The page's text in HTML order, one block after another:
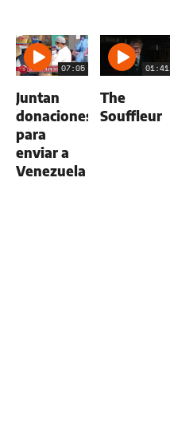
07:05
Juntan
donaciones
para
enviar a
Venezuela
01:41
The
Souffleur